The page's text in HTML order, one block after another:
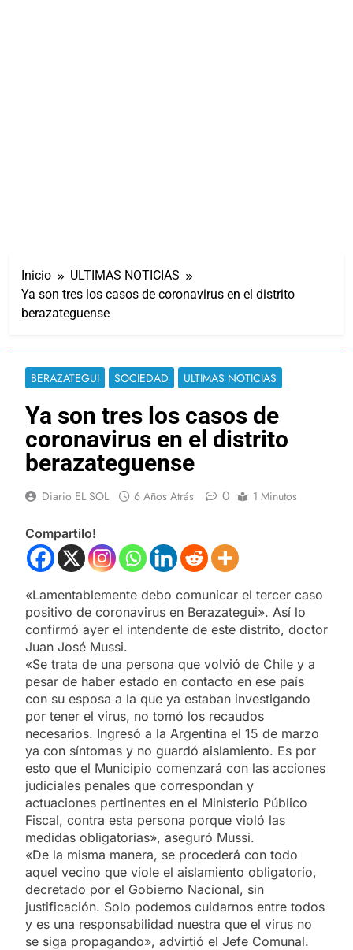
Inicio
ULTIMAS NOTICIAS
Ya son tres los casos de coronavirus en el distrito
berazateguense
BERAZATEGUI SOCIEDAD ULTIMAS NOTICIAS
Ya son tres los casos de
coronavirus en el distrito
berazateguense
Diario EL SOL 6 Años Atrás 0 1 Minutos
Compartilo!
«Lamentablemente debo comunicar el tercer caso
positivo de coronavirus en Berazategui». Así lo
confirmó ayer el intendente de este distrito, doctor
Juan José Mussi.
«Se trata de una persona que volvió de Chile y a
pesar de haber estado en contacto en ese país
con su esposa a la que ya estaban investigando
por tener el virus, no tomó los recaudos
necesarios. Ingresó a la Argentina el 15 de marzo
ya con síntomas y no guardó aislamiento. Es por
esto que el Municipio comenzará con las acciones
judiciales penales que correspondan y
actuaciones pertinentes en el Ministerio Público
Fiscal, contra esta persona porque violó las
medidas obligatorias», aseguró Mussi.
«De la misma manera, se procederá con todo
aquel vecino que viole el aislamiento obligatorio,
decretado por el Gobierno Nacional, sin
justificación. Solo podemos cuidarnos entre todos
y es una responsabilidad nuestra que el virus no
se siga propagando», advirtió el Jefe Comunal.